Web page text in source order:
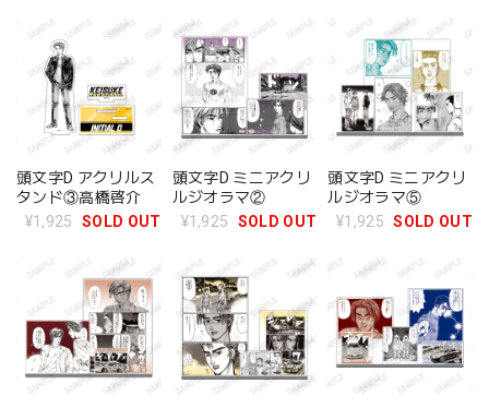
頭文字D アクリルス
タンド③高橋啓介
¥1,925
SOLD OUT
頭文字D ミニアクリ
ルジオラマ②
¥1,925
SOLD OUT
頭文字D ミニアクリ
ルジオラマ⑤
¥1,925 SOLD OUT